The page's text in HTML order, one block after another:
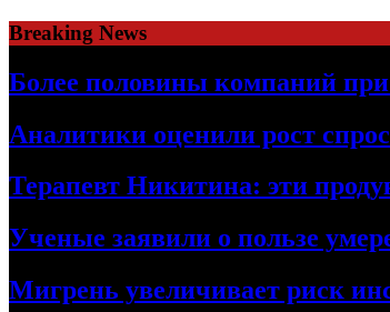
Skip
to
content
Breaking News
Более половины компаний
Аналитики оценили рост
Терапевт Никитина: эти
Ученые заявили о пользе
Мигрень увеличивает риск